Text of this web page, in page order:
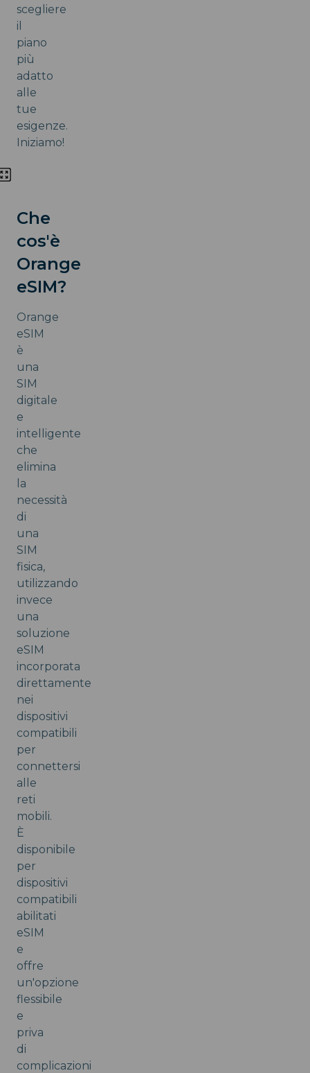
scegliere
il
piano
più
adatto
alle
tue
esigenze.
Iniziamo!
Che
cos'è
Orange
eSIM?
Orange
eSIM
è
una
SIM
digitale
e
intelligente
che
elimina
la
necessità
di
una
SIM
fisica,
utilizzando
invece
una
soluzione
eSIM
incorporata
direttamente
nei
dispositivi
compatibili
per
connettersi
alle
reti
mobili.
È
disponibile
per
dispositivi
compatibili
abilitati
eSIM
e
offre
un'opzione
flessibile
e
priva
di
complicazioni